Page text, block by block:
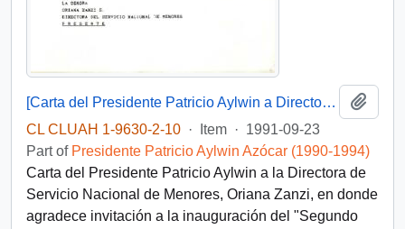
[Carta del Presidente Patricio Aylwin a Directora de Servicio Nacional de Menores]
CL CLUAH 1-9630-2-10 · Item · 1991-09-23
Part of Presidente Patricio Aylwin Azócar (1990-1994)
Carta del Presidente Patricio Aylwin a la Directora de
Servicio Nacional de Menores, Oriana Zanzi, en donde
agradece invitación a la inauguración del "Segundo